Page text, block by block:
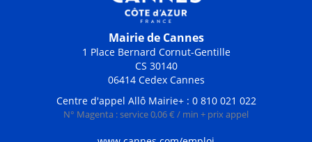
Mairie de Cannes
1 Place Bernard Cornut-Gentille
CS 30140
06414 Cedex Cannes
Centre d'appel Allô Mairie+ : 0 810 021 022
N° Magenta : service 0,06 € / min + prix appel